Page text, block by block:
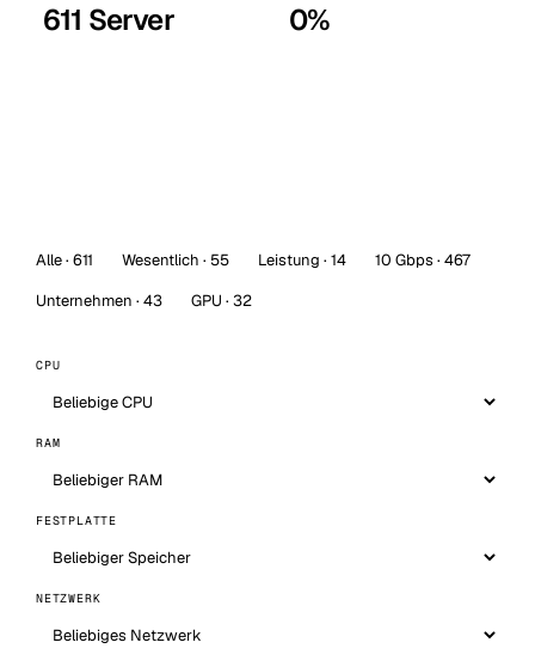
611 Server 0%
Alle · 611 Wesentlich · 55 Leistung · 14
10 Gbps · 467
Unternehmen · 43
GPU · 32
CPU
RAM
FESTPLATTE
NETZWERK